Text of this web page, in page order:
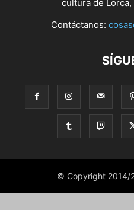
cultura de
Contáctanos:
© Copyright 2014/